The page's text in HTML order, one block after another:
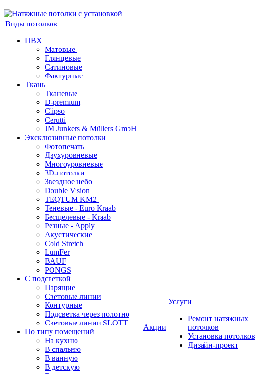
Виды потолков
ПВХ
Матовые
Глянцевые
Сатиновые
Фактурные
Ткань
Тканевые
D-premium
Clipso
Cerutti
JM Junkers & Müllers GmbH
Эксклюзивные потолки
Фотопечать
Двухуровневые
Многоуровневые
3D-потолки
Звездное небо
Double Vision
TEQTUM KM2
Теневые - Euro Kraab
Бесщелевые - Kraab
Резные - Apply
Акустические
Cold Stretch
LumFer
BAUF
PONGS
С подсветкой
Парящие
Световые линии
Контурные
Подсветка через полотно
Световые линии SLOTT
По типу помещений
На кухню
В спальню
В ванную
В детскую
Акции
Услуги
Ремонт натяжных
потолков
Установка потолков
Дизайн-проект